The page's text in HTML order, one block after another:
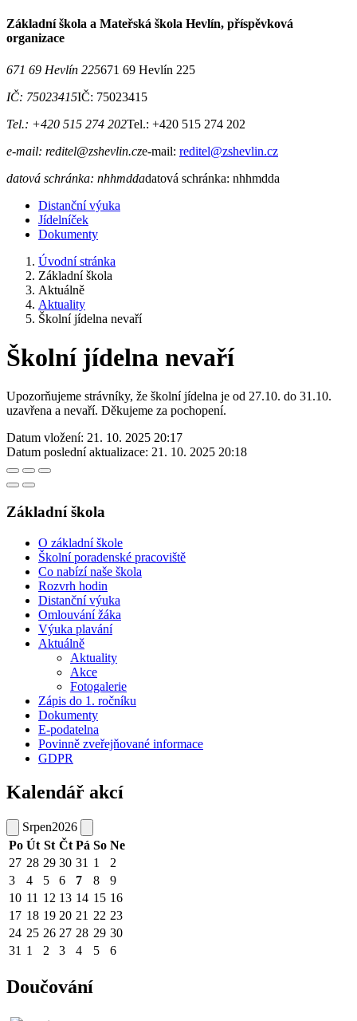
Základní škola a Mateřská škola Hevlín, příspěvková
organizace
671 69 Hevlín 225671 69 Hevlín 225
IČ: 75023415IČ: 75023415
Tel.: +420 515 274 202Tel.: +420 515 274 202
e-mail: reditel@zshevlin.cze-mail: reditel@zshevlin.cz
datová schránka: nhhmddadatová schránka: nhhmdda
Distanční výuka
Jídelníček
Dokumenty
Úvodní stránka
Základní škola
Aktuálně
Aktuality
Školní jídelna nevaří
Školní jídelna nevaří
Upozorňujeme strávníky, že školní jídelna je od 27.10. do 31.10.
uzavřena a nevaří. Děkujeme za pochopení.
Datum vložení: 21. 10. 2025 20:17
Datum poslední aktualizace: 21. 10. 2025 20:18
Základní škola
O základní škole
Školní poradenské pracoviště
Co nabízí naše škola
Rozvrh hodin
Distanční výuka
Omlouvání žáka
Výuka plavání
Aktuálně
Aktuality
Akce
Fotogalerie
Zápis do 1. ročníku
Dokumenty
E-podatelna
Povinně zveřejňované informace
GDPR
Kalendář akcí
Srpen2026
Po Út St Čt Pá So Ne
27 28 29 30 31 1
2
3
4 5 6 7 8
9
10 11 12 13 14 15 16
17 18 19 20 21 22 23
24 25 26 27 28 29 30
31 1 2 3 4 5 6
Doučování